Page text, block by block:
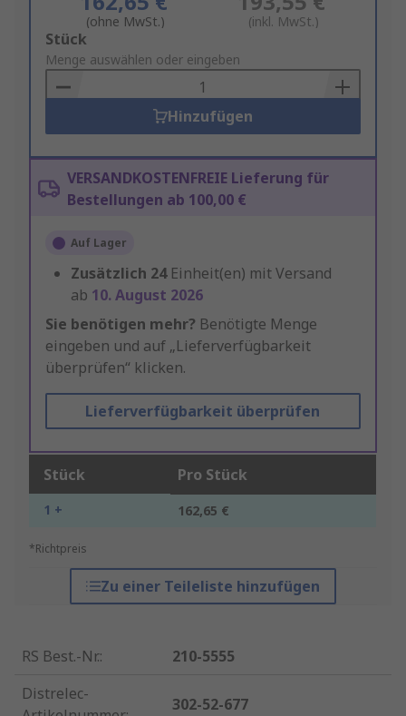
(ohne MwSt.) (inkl. MwSt.)
Add
to
Basket
Stück
Menge auswählen oder eingeben
Hinzufügen
VERSANDKOSTENFREIE Lieferung für
Bestellungen ab 100,00 €
Auf Lager
Zusätzlich 24 Einheit(en) mit Versand
ab 10. August 2026
Sie benötigen mehr? Benötigte Menge
eingeben und auf „Lieferverfügbarkeit
überprüfen“ klicken.
Lieferverfügbarkeit überprüfen
Stück Pro Stück
1 + 162,65 €
*Richtpreis
Zu einer Teileliste hinzufügen
RS Best.-Nr.:
210-5555
Distrelec-
302-52-677